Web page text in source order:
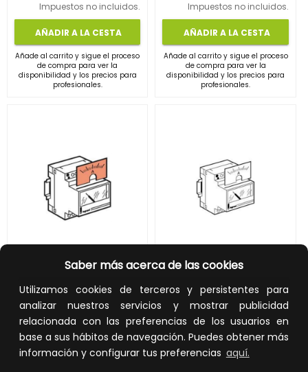
Saber más acerca de las cookies
Utilizamos cookies de terceros y persistentes para
analizar nuestros servicios y mostrar publicidad
relacionada con las preferencias de los usuarios en
base a sus hábitos de navegación. Puedes obtener más
información y configurar tus preferencias aquí.
Impuestos no incluidos.
AÑADIR A LA CESTA
Añade al carrito y sigue el proceso
de compra para ver la
disponibilidad y los precios para
profesionales.
Impuestos no incluidos.
AÑADIR A LA CESTA
Añade al carrito y sigue el proceso
de compra para ver la
disponibilidad y los precios para
profesionales.
7,39 €
Impuestos no incluidos.
AÑADIR A LA CESTA
7,39 €
Impuestos no incluidos.
AÑADIR A LA CESTA